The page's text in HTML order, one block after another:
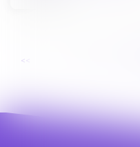
<<